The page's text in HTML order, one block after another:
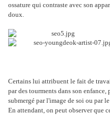
ossature qui contraste avec son
doux.
Certains lui attribuent le fait de
par des tourments dans son
submergé par l'image de soi ou par
En attendant, on peut observer que